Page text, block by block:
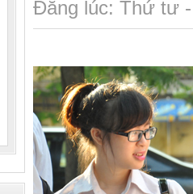
Đăng lúc: Thứ tư